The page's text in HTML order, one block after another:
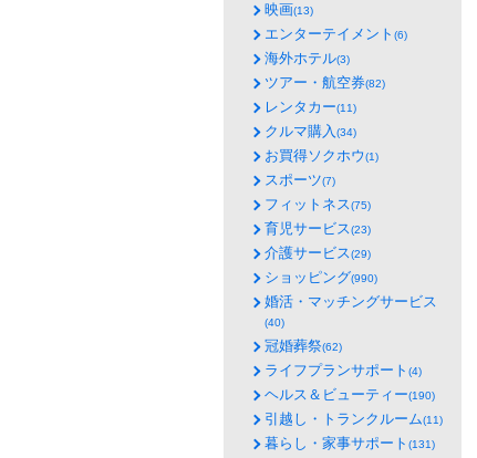
映画(13)
エンターテイメント (6)
海外ホテル(3)
ツアー・航空券(82)
レンタカー(11)
クルマ購入(34)
お買得ソクホウ(1)
スポーツ(7)
フィットネス(75)
育児サービス(23)
介護サービス(29)
ショッピング(990)
婚活・マッチングサービス
(40)
冠婚葬祭(62)
ライフプランサポート (4)
ヘルス＆ビューティー(190)
引越し・トランクルーム(11)
暮らし・家事サポート (131)